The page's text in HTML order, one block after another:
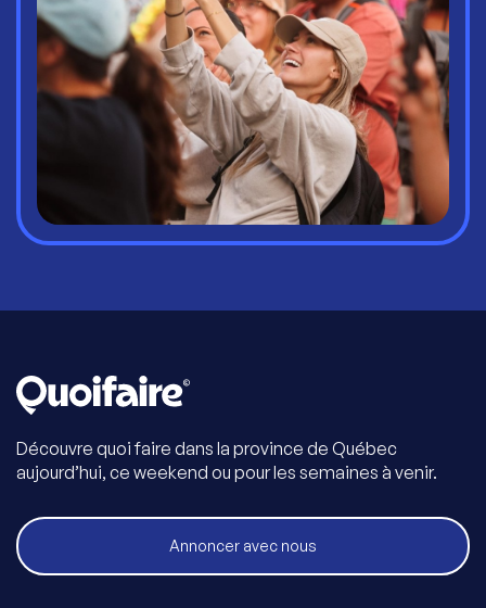
Découvre quoi faire dans la province de Québec
aujourd’hui, ce weekend ou pour les semaines à venir.
Annoncer avec nous